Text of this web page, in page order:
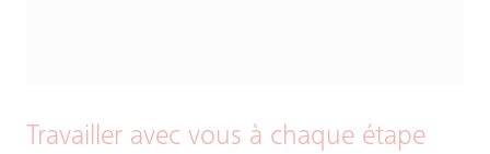
Travailler avec vous à chaque étape